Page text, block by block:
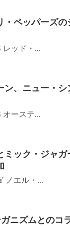
・ペッパーズ
レッド・...
ン、ニュー・
オーステ...
ミック・ジャ
ノエル・...
ニズムとのコ